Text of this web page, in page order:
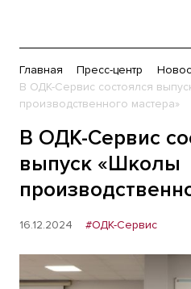
Главная Пресс-центр
В ОДК-Сервис состоялся
производственного мастера»
В ОДК-Сервис
выпуск «Школы
16.12.2024 #ОДК-Сервис